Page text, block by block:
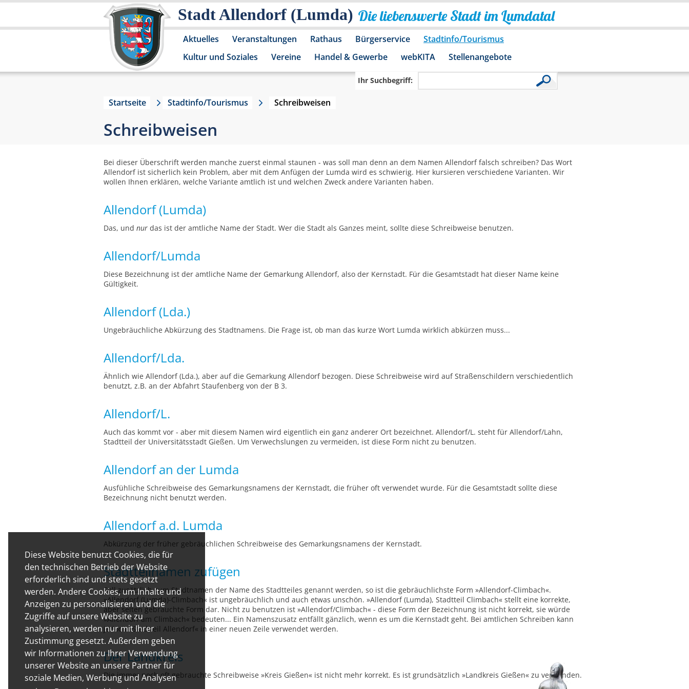
Diese Website benutzt Cookies, die für
den technischen Betrieb der Website
erforderlich sind und stets gesetzt
werden. Andere Cookies, um Inhalte und
Anzeigen zu personalisieren und die
Zugriffe auf unsere Website zu
analysieren, werden nur mit Ihrer
Zustimmung gesetzt. Außerdem geben
wir Informationen zu Ihrer Verwendung
unserer Website an unsere Partner für
soziale Medien, Werbung und Analysen
Stadt Allendorf (Lumda) Die liebenswerte Stadt im Lumdatal
Aktuelles Veranstaltungen Rathaus Bürgerservice
Stadtinfo/Tourismus
Kultur und Soziales
Vereine Handel & Gewerbe webKITA Stellenangebote
Ihr Suchbegriff:
Startseite Stadtinfo/Tourismus Schreibweisen
Schreibweisen
Bei dieser Überschrift werden manche zuerst einmal staunen - was soll man denn an dem Namen Allendorf falsch schreiben? Das Wort
Allendorf ist sicherlich kein Problem, aber mit dem Anfügen der Lumda wird es schwierig. Hier kursieren verschiedene Varianten. Wir
wollen Ihnen erklären, welche Variante amtlich ist und welchen Zweck andere Varianten haben.
Allendorf (Lumda)
Das, und nur das ist der amtliche Name der Stadt. Wer die Stadt als Ganzes meint, sollte diese Schreibweise benutzen.
Allendorf/Lumda
Diese Bezeichnung ist der amtliche Name der Gemarkung Allendorf, also der Kernstadt. Für die Gesamtstadt hat dieser Name keine
Gültigkeit.
Allendorf (Lda.)
Ungebräuchliche Abkürzung des Stadtnamens. Die Frage ist, ob man das kurze Wort Lumda wirklich abkürzen muss...
Allendorf/Lda.
Ähnlich wie Allendorf (Lda.), aber auf die Gemarkung Allendorf bezogen. Diese Schreibweise wird auf Straßenschildern verschiedentlich
benutzt, z.B. an der Abfahrt Staufenberg von der B 3.
Allendorf/L.
Auch das kommt vor - aber mit diesem Namen wird eigentlich ein ganz anderer Ort bezeichnet. Allendorf/L. steht für Allendorf/Lahn,
Stadtteil der Universitätsstadt Gießen. Um Verwechslungen zu vermeiden, ist diese Form nicht zu benutzen.
Allendorf an der Lumda
Ausfühliche Schreibweise des Gemarkungsnamens der Kernstadt, die früher oft verwendet wurde. Für die Gesamtstadt sollte diese
Bezeichnung nicht benutzt werden.
Allendorf a.d. Lumda
Abkürzung der früher gebräuchlichen Schreibweise des Gemarkungsnamens der Kernstadt.
Stadtteilnamen zufügen
Soll zusätzlich zum Stadtnamen der Name des Stadtteiles genannt werden, so ist die gebräuchlichste Form »Allendorf-Climbach«.
»Allendorf (Lumda)-Climbach« ist ungebräuchlich und auch etwas unschön. »Allendorf (Lumda), Stadtteil Climbach« stellt eine korrekte,
aber selten gebrauchte Form dar. Nicht zu benutzen ist »Allendorf/Climbach« - diese Form der Bezeichnung ist nicht korrekt, sie würde
»Allendorf am Climbach« bedeuten... Ein Namenszusatz entfällt gänzlich, wenn es um die Kernstadt geht. Bei amtlichen Schreiben kann
jedoch »Stadtteil Allendorf« in einer neuen Zeile verwendet werden.
Der Landkreis
Die immer noch oft gebrauchte Schreibweise »Kreis Gießen« ist nicht mehr korrekt. Es ist grundsätzlich »Landkreis Gießen« zu verwenden.